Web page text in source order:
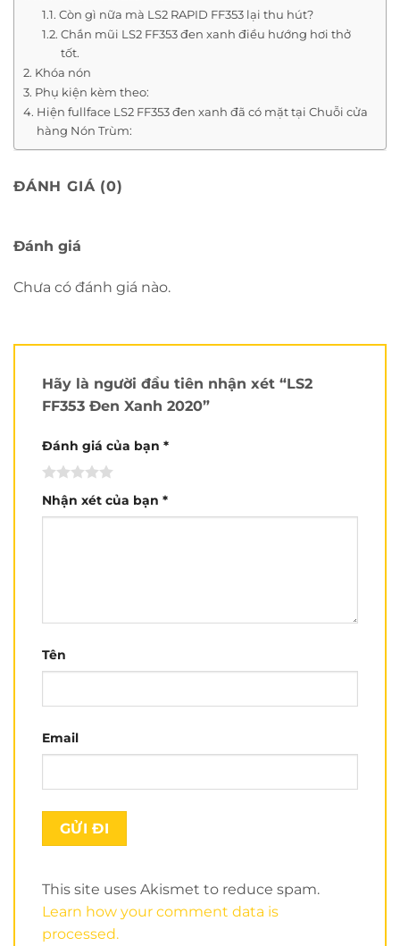
Còn gì nữa mà LS2 RAPID FF353 lại thu hút?
Chắn mũi LS2 FF353 đen xanh điều hướng hơi thở
tốt.
Khóa nón
Phụ kiện kèm theo:
Hiện fullface LS2 FF353 đen xanh đã có mặt tại Chuỗi cửa
hàng Nón Trùm:
Review chi tiết LS2 FF353:
Chắc anh em đã đọc và xem review đánh giáLS2
Các thông tin kỹ thuật vềLS2 FF353 đen xanh
chắn anh em đã thấy ở mô tả trên của
ĐÁNH GIÁ (0)
Đánh giá
Chưa có đánh giá nào.
Hãy là người đầu tiên nhận xét “LS2
FF353 Đen Xanh 2020”
Đánh giá của bạn *
Nhận xét của bạn *
Tên
Email
This site uses Akismet to reduce spam.
Learn how your comment data is
processed.